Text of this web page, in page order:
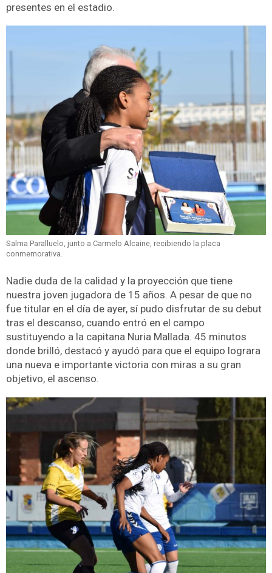
presentes en el estadio.
Salma Paralluelo, junto a Carmelo Alcaine, recibiendo la placa
conmemorativa.
Nadie duda de la calidad y la proyección que tiene
nuestra joven jugadora de 15 años. A pesar de que no
fue titular en el día de ayer, sí pudo disfrutar de su debut
tras el descanso, cuando entró en el campo
sustituyendo a la capitana Nuria Mallada. 45 minutos
donde brilló, destacó y ayudó para que el equipo lograra
una nueva e importante victoria con miras a su gran
objetivo, el ascenso.